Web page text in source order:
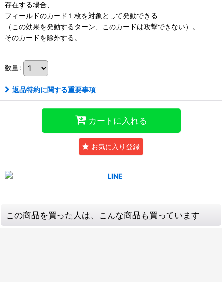
存在する場合、
フィールドのカード１枚を対象として発動できる
（この効果を発動するターン、このカードは攻撃できない）。
そのカードを除外する。
数量:
返品特約に関する重要事項
カートに入れる
お気に入り登録
この商品を買った人は、こんな商品も買っています